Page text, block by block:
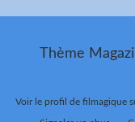
Thème
Voir le profil de filmagique